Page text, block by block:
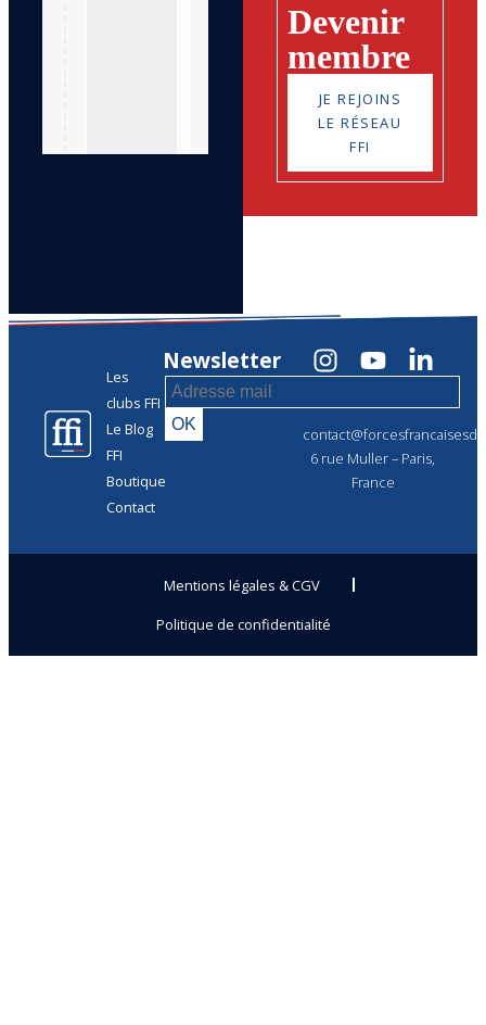
Devenir
membre
JE REJOINS
LE RÉSEAU
FFI
Les
clubs FFI
Le Blog
FFI
Boutique
Contact
6 rue Muller – Paris,
France
Newsletter
Mentions légales & CGV
Politique de confidentialité